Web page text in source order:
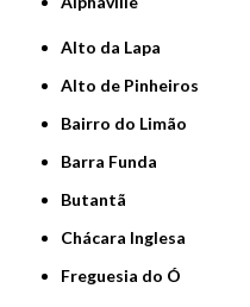
Alto da Lapa
Alto de Pinheiros
Bairro do Limão
Barra Funda
Butantã
Chácara Inglesa
Freguesia do Ó